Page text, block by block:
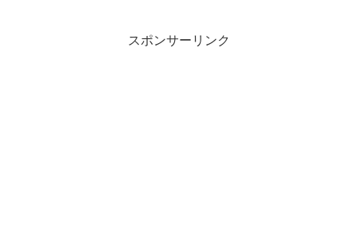
スポンサーリンク